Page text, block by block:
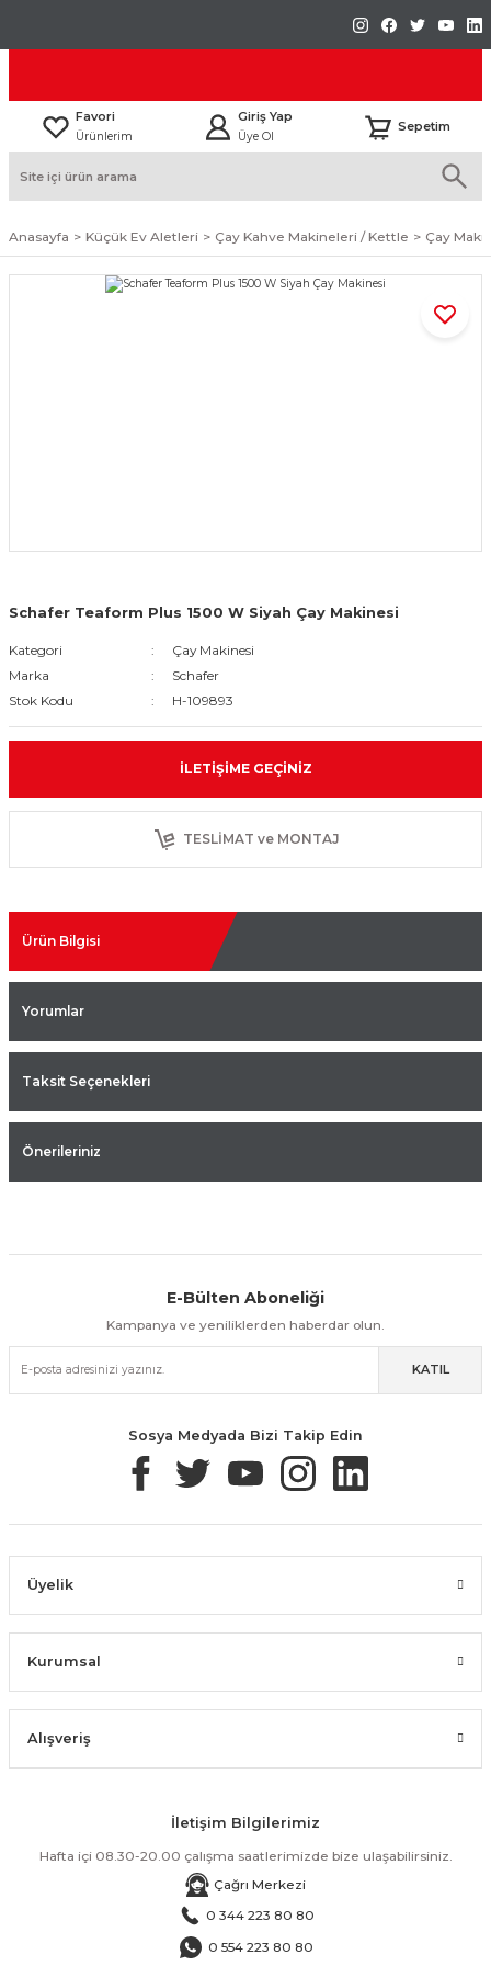
Favori
Ürünlerim
Giriş Yap
Üye Ol
Sepetim
Anasayfa Küçük Ev Aletleri Çay Kahve Makineleri / Kettle Çay
Schafer Teaform Plus 1500 W Siyah Çay Makinesi
Kategori
Çay Makinesi
Marka
Schafer
Stok Kodu
H-109893
İLETIŞIME GEÇINIZ
TESLİMAT ve MONTAJ
Ürün Bilgisi
Yorumlar
Taksit Seçenekleri
Önerileriniz
Kolay İade & Değişim Güvenli Alışveriş
Güvenli Paketleme Taksit / Havale İle Alışveriş Kolay İade & Değişim
E-Bülten Aboneliği
Kampanya ve yeniliklerden haberdar olun.
KATIL
Sosya Medyada Bizi Takip Edin
Üyelik
Kurumsal
Alışveriş
İletişim Bilgilerimiz
Hafta içi 08.30-20.00 çalışma saatlerimizde bize ulaşabilirsiniz.
Çağrı Merkezi
0 344 223 80 80
0 554 223 80 80